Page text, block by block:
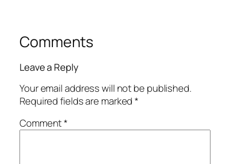
Comments
Leave a Reply
Your email address will not be published.
Required fields are marked*
Comment*